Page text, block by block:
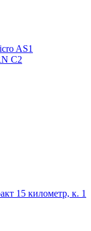
AS1
C2
15 километр, к. 1